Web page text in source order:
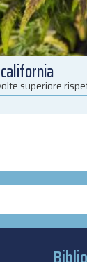
superiore